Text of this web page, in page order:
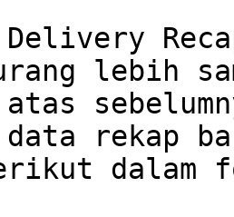
Delivery
lebih
data rekap
dalam